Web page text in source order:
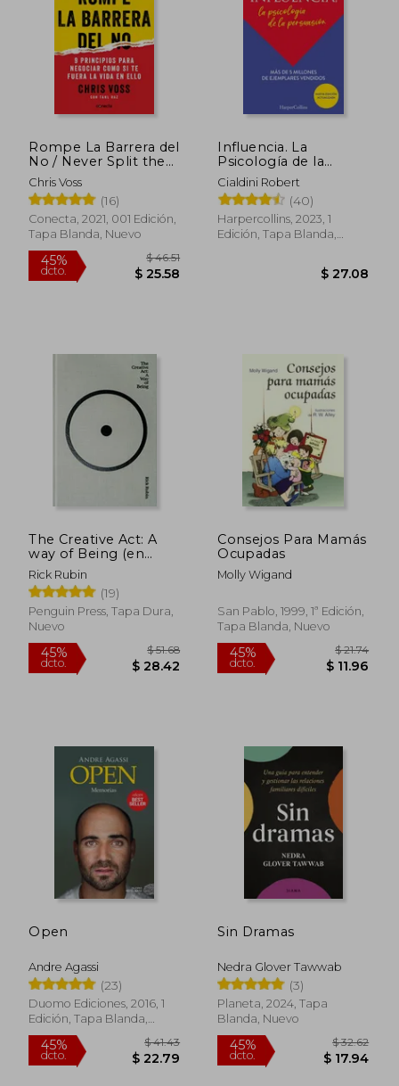
40%
dcto. $ 41.30
Rompe La Barrera del
No / Never Split the
Difference
Chris Voss
(16)
Conecta, 2021, 001 Edición,
Tapa Blanda, Nuevo
45%
dcto. $ 25.58
Influencia. La
Psicología de la
Persuasión
Cialdini Robert
(40)
Harpercollins, 2023, 1
Edición, Tapa Blanda,
$
The Creative Act: A
way of Being (en
Inglés)
Rick Rubin
(19)
Penguin Press, Tapa Dura,
Nuevo
Consejos Para Mamás
Ocupadas
Molly Wigand
San Pablo, 1999, 1ª Edición,
Tapa Blanda, Nuevo
Open
Andre Agassi
(23)
Duomo Ediciones, 2016, 1
Edición, Tapa Blanda,
Nuevo
Sin Dramas
Nedra Glover Tawwab
(3)
Planeta, 2024, Tapa
Blanda, Nuevo